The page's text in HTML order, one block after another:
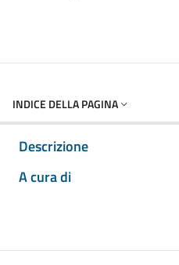
INDICE DELLA PAGINA
Descrizione
A cura di